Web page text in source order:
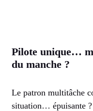
Pilote unique…
du manche ?
Le patron multitâche
situation… épuisante